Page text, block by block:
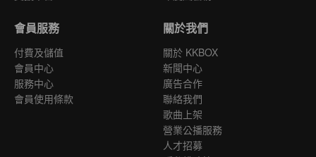
會員服務
付費及儲值
會員中心
服務中心
會員使用條款
關於我們
關於 KKBOX
新聞中心
廣告合作
聯絡我們
歌曲上架
營業公播服務
人才招募